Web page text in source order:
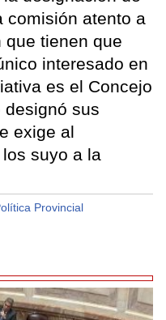
comisión atento a
que tienen que
interesado en
es el Concejo
designó sus
exige al
suyo a la
Provincial